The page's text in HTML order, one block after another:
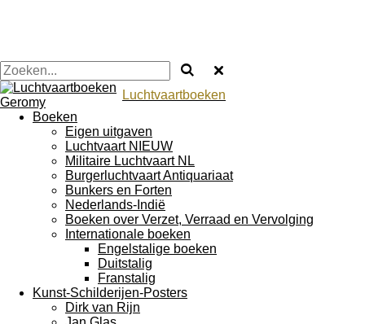
Luchtvaartboeken
Boeken
Eigen uitgaven
Luchtvaart NIEUW
Militaire Luchtvaart NL
Burgerluchtvaart Antiquariaat
Bunkers en Forten
Nederlands-Indië
Boeken over Verzet, Verraad en Vervolging
Internationale boeken
Engelstalige boeken
Duitstalig
Franstalig
Kunst-Schilderijen-Posters
Dirk van Rijn